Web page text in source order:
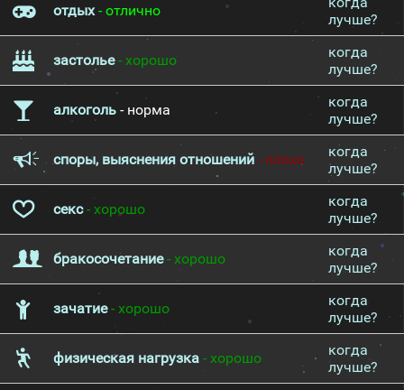
отдых- отлично
лучше?
застолье- хорошо
когда
лучше?
алкоголь - норма
когда
лучше?
споры, выяснения отношений - плохо
когда
лучше?
секс- хорошо
когда
лучше?
бракосочетание- хорошо
когда
лучше?
зачатие- хорошо
когда
лучше?
физическая нагрузка - хорошо
когда
лучше?